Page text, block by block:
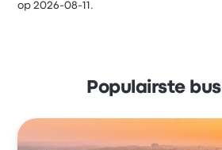
op 2026-08-11.
Populairste